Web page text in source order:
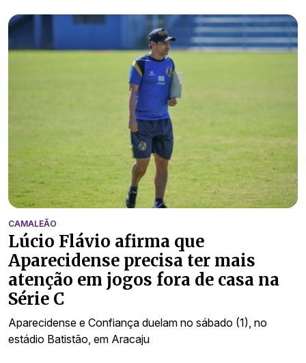
CAMALEÃO
Lúcio Flávio afirma que
Aparecidense precisa ter mais
atenção em jogos fora de casa na
Série C
Aparecidense e Confiança duelam no sábado (1), no
estádio Batistão, em Aracaju